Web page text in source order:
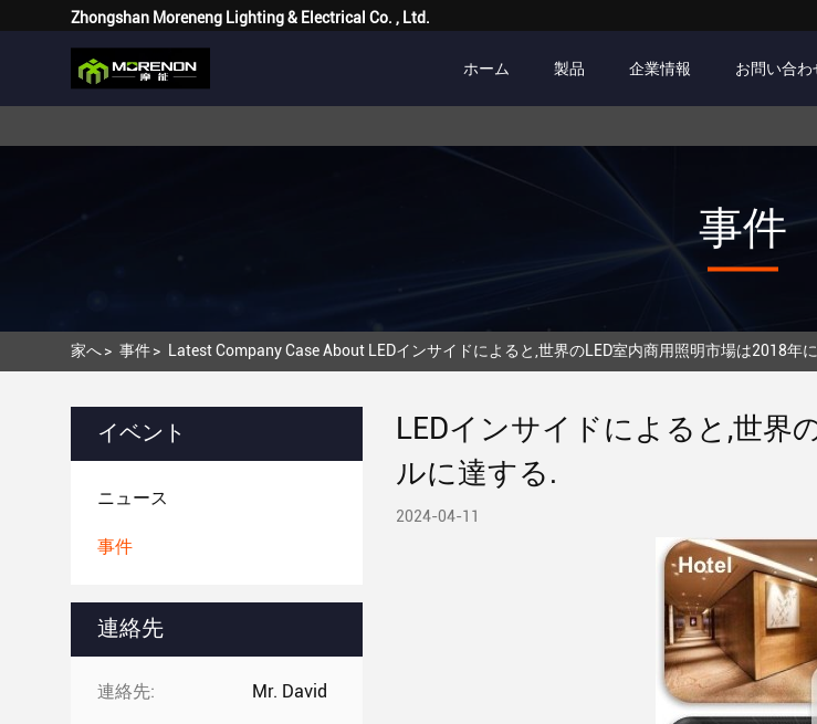
Zhongshan Moreneng Lighting & Electrical Co. , Ltd.
ホーム 製品 企業情報 お問い合わ
事件
家へ> 事件> Latest Company Case About LEDインサイドによると,世界のLED室内商用照明市場は2018年
イベント
ニュース
事件
連絡先
連絡先: Mr. David
LEDインサイドによると,世界
ルに達する.
2024-04-11